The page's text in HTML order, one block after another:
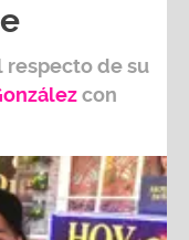
respecto de su
con